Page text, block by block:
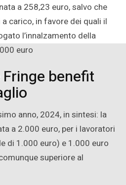
a 258,23 euro, salvo che
carico, in favore dei quali il
l’innalzamento della
euro
benefit
anno, 2024, in sintesi: la
a 2.000 euro, per i lavoratori
di 1.000 euro) e 1.000 euro
superiore al